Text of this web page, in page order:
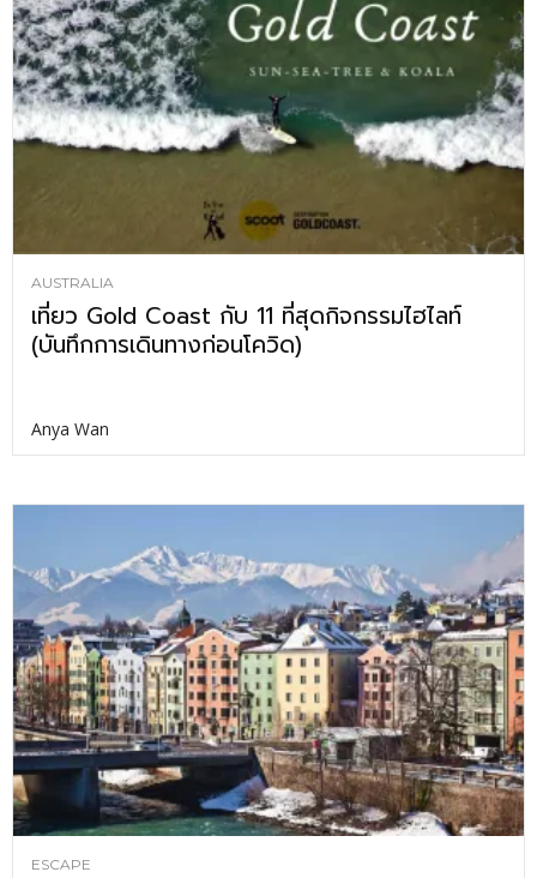
AUSTRALIA
เที่ยว Gold Coast กับ 11 ที่สุดกิจกรรมไฮไลท์
(บันทึกการเดินทางก่อนโควิด)
Anya Wan
ESCAPE